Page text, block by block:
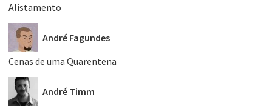
Alistamento
André Fagundes
Cenas de uma Quarentena
André Timm